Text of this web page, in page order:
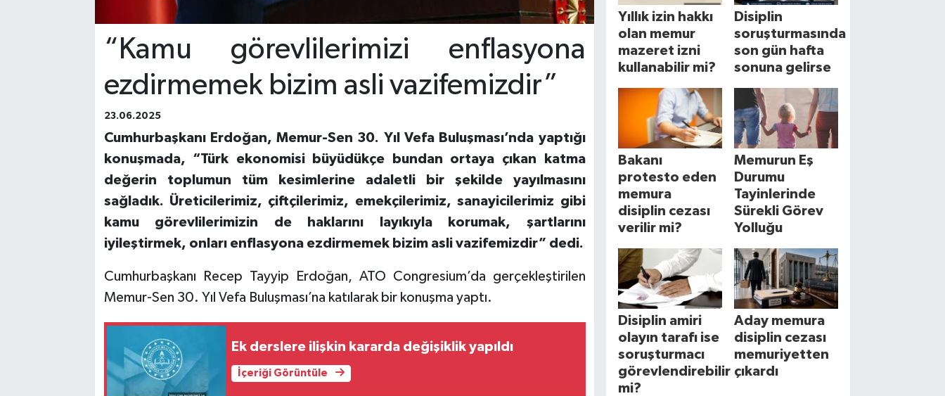
“Kamu görevlilerimizi enflasyona
ezdirmemek bizim asli vazifemizdir”
23.06.2025
Cumhurbaşkanı Erdoğan, Memur-Sen 30. Yıl Vefa Buluşması’nda yaptığı
konuşmada, “Türk ekonomisi büyüdükçe bundan ortaya çıkan katma
değerin toplumun tüm kesimlerine adaletli bir şekilde yayılmasını
sağladık. Üreticilerimiz, çiftçilerimiz, emekçilerimiz, sanayicilerimiz gibi
kamu görevlilerimizin de haklarını layıkıyla korumak, şartlarını
iyileştirmek, onları enflasyona ezdirmemek bizim asli vazifemizdir” dedi.
Cumhurbaşkanı Recep Tayyip Erdoğan, ATO Congresium’da gerçekleştirilen
Memur-Sen 30. Yıl Vefa Buluşması’na katılarak bir konuşma yaptı.
Ek derslere ilişkin kararda değişiklik yapıldı
İçeriği Görüntüle
Yıllık izin hakkı
olan memur
mazeret izni
kullanabilir mi?
Disiplin
soruşturmasında
son gün hafta
sonuna gelirse
Bakanı
protesto eden
memura
disiplin cezası
verilir mi?
Memurun Eş
Durumu
Tayinlerinde
Sürekli Görev
Yolluğu
Disiplin amiri
olayın tarafı ise
soruşturmacı
görevlendirebilir
mi?
Aday memura
disiplin cezası
memuriyetten
çıkardı